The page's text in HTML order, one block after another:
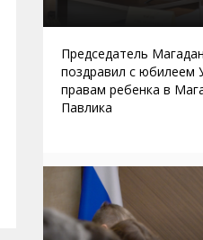
Председатель
поздравил с юбилеем
правам ребенка в
Павлика